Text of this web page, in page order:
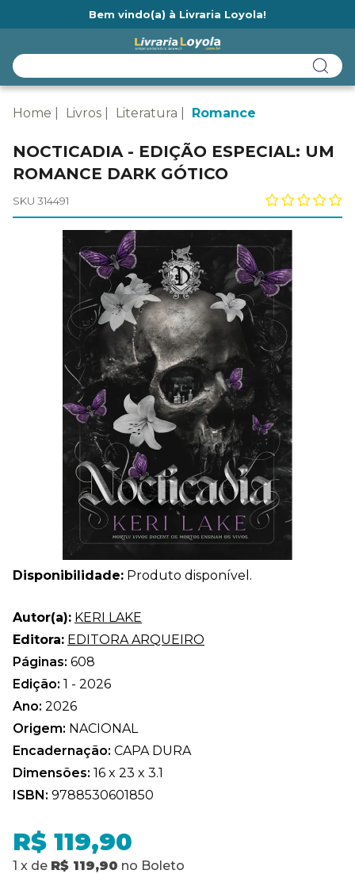
Bem vindo(a) à Livraria Loyola!
Home Livros Literatura Romance
NOCTICADIA - EDIÇÃO ESPECIAL: UM
ROMANCE DARK GÓTICO
SKU 314491
Disponibilidade: Produto disponível.
Autor(a): KERI LAKE
Editora: EDITORA ARQUEIRO
Páginas: 608
Edição: 1 - 2026
Ano: 2026
Origem: NACIONAL
Encadernação: CAPA DURA
Dimensões: 16 x 23 x 3.1
ISBN: 9788530601850
R$ 119,90
1 x de R$ 119,90 no Boleto